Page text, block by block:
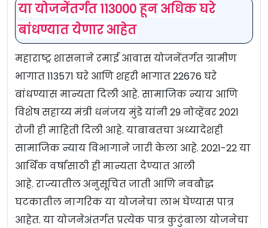
या योजनेंतर्गत 113000 हून अधिक घरे
बांधण्यात येणार आहेत
महाराष्ट्र शासनाने रमाई आवास योजनेंतर्गत ग्रामीण
भागात 113571 घरे आणि शहरी भागात 22676 घरे
बांधण्यास मान्यता दिली आहे. सामाजिक न्याय आणि
विशेष सहाय्य मंत्री धनंजय मुंडे यांनी 29 नोव्हेंबर 2021
रोजी ही माहिती दिली आहे. याबाबतचा अध्यादेशही
सामाजिक न्याय विभागाने जारी केला आहे. 2021-22 या
आर्थिक वर्षासाठी ही मान्यता देण्यात आली
आहे. राज्यातील अनुसूचित जाती आणि नवबौद्ध
घटकातील नागरिक या योजनेचा लाभ घेण्यास पात्र
आहेत. या योजनेअंतर्गत प्रत्येक पात्र कुटुंबाला योजनेचा